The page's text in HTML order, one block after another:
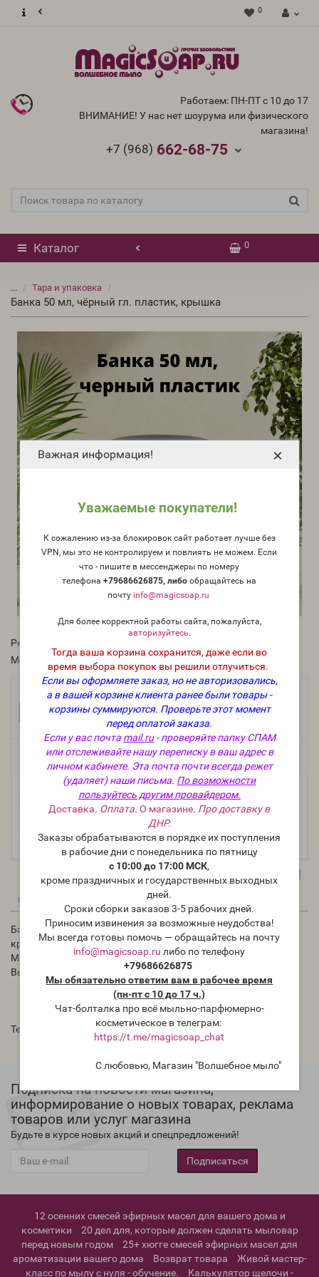
Важная информация!
Уважаемые покупатели!
К сожалению из-за блокировок сайт работает лучше без
VPN, мы это не контролируем и повлиять не можем. Если
что - пишите в мессенджеры по номеру
телефона+79686626875, либообращайтесь на
почту info@magicsoap.ru
Для более корректной работы сайта, пожалуйста,
авторизуйтесь.
Тогда ваша корзина сохранится, даже если во
время выбора покупок вы решили отлучиться.
Если вы оформляете заказ, но не авторизовались,
а в вашей корзине клиента ранее были товары -
корзины суммируются. Проверьте этот момент
перед оплатой заказа.
Если у вас почта mail.ru- проверяйте папку СПАМ
или отслеживайте нашу переписку в ваш адрес в
личном кабинете. Эта почта почти всегда режет
(удаляет) наши письма. По возможности
пользуйтесь другим провайдером.
Доставка. Оплата.О магазине. Про доставку в
ДНР.
Заказы обрабатываются в порядке их поступления
в рабочие дни с понедельника по пятницу
с 10:00 до 17:00 МСК,
кроме праздничных и государственных выходных
дней.
Сроки сборки заказов 3-5 рабочих дней.
Приносим извинения за возможные неудобства!
Мы всегда готовы помочь — обращайтесь на почту
info@magicsoap.ru либо по телефону
+79686626875
Мы обязательно ответим вам в рабочее время
(пн-пт с 10 до 17 ч.)
Чат-болталка про всё мыльно-парфюмерно-
косметическое в телеграм:
https://t.me/magicsoap_chat
С любовью, Магазин "Волшебное мыло"
×
0
Работаем: ПН-ПТ с 10 до 17
ВНИМАНИЕ! У нас нет шоурума или физического
магазина!
+7 (968) 662-68-75
Каталог 0
... Тара и упаковка
Банка 50 мл, чёрный гл. пластик, крышка
Рейтинг:
Модель:
U-tara-169
Фасовка:
1 шт. +49 руб.
Есть в наличии
+ В корзину
Описание Вопрос - Ответ
Банка 50 мл пластик глянцевый, черная с черной винтовой
крышкой, вкладышем.
Материал Полипропилен.
Высота 44мм Диаметр 51мм
Теги: Тара и упаковка
Подписка на новости магазина,
информирование о новых товарах, реклама
товаров или услуг магазина
Будьте в курсе новых акций и спецпредложений!
Подписаться
12 осенних смесей эфирных масел для вашего дома и
косметики
20 дел для, которые должен сделать мыловар
перед новым годом
25+ хюгге смесей эфирных масел для
ароматизации вашего дома
Возврат товара
Живой мастер-
класс по мылу с нуля - обучение.
Калькулятор щелочи -